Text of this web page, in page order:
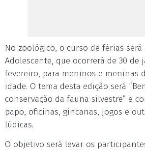
No zoológico, o curso de férias será
Adolescente, que ocorrerá de 30 de
fevereiro, para meninos e meninas
idade. O tema desta edição será
conservação da fauna silvestre” e
papo, oficinas, gincanas, jogos e
lúdicas.
O objetivo será levar os